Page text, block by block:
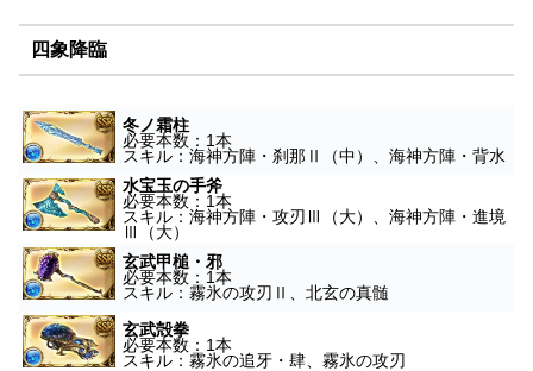
四象降臨
冬ノ霜柱
必要本数：1本
スキル：海神方陣・刹那Ⅱ（中）、海神方陣・背水
水宝玉の手斧
必要本数：1本
スキル：海神方陣・攻刃Ⅲ（大）、海神方陣・進境
Ⅲ（大）
玄武甲槌・邪
必要本数：1本
スキル：霧氷の攻刃Ⅱ、北玄の真髄
玄武殻拳
必要本数：1本
スキル：霧氷の追牙・肆、霧氷の攻刃